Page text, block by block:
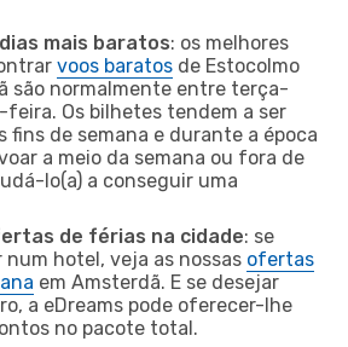
mais baratos: os melhores
voos baratos de Estocolmo
são normalmente entre terça-
Os bilhetes tendem a ser
fins de semana e durante a época
a meio da semana ou fora de
lo(a) a conseguir uma
de férias na cidade: se
hotel, veja as nossas ofertas
em Amsterdã. E se desejar
a eDreams pode oferecer-lhe
no pacote total.